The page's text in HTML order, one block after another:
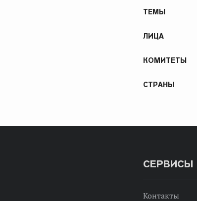
ТЕМЫ
ЛИЦА
КОМИТЕТЫ
СТРАНЫ
СЕРВИСЫ
Контакты